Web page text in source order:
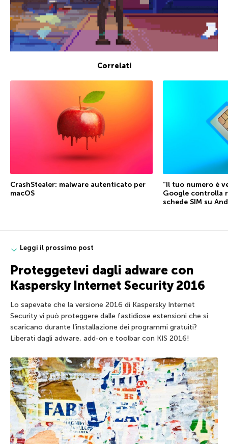
Correlati
CrashStealer: malware autenticato per
macOS
“Il tuo numero è
Google controlla
schede SIM su
Leggi il prossimo post
Proteggetevi dagli adware con
Kaspersky Internet Security 2016
Lo sapevate che la versione 2016 di Kaspersky Internet
Security vi può proteggere dalle fastidiose estensioni che si
scaricano durante l’installazione dei programmi gratuiti?
Liberati dagli adware, add-on e toolbar con KIS 2016!